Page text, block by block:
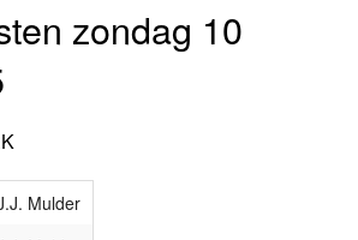
zondag 10
Mulder